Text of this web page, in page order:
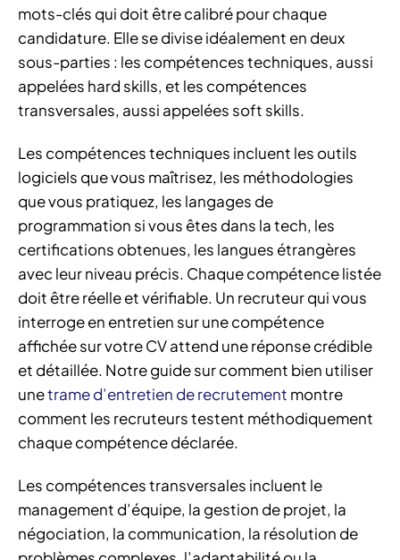
mots-clés qui doit être calibré pour chaque
candidature. Elle se divise idéalement en deux
sous-parties : les compétences techniques, aussi
appelées hard skills, et les compétences
transversales, aussi appelées soft skills.
Les compétences techniques incluent les outils
logiciels que vous maîtrisez, les méthodologies
que vous pratiquez, les langages de
programmation si vous êtes dans la tech, les
certifications obtenues, les langues étrangères
avec leur niveau précis. Chaque compétence listée
doit être réelle et vérifiable. Un recruteur qui vous
interroge en entretien sur une compétence
affichée sur votre CV attend une réponse crédible
et détaillée. Notre guide sur comment bien utiliser
unetrame d’entretien de recrutement montre
comment les recruteurs testent méthodiquement
chaque compétence déclarée.
Les compétences transversales incluent le
management d’équipe, la gestion de projet, la
négociation, la communication, la résolution de